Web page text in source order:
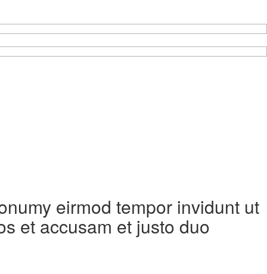
eirmod tempor invidunt ut
et accusam et justo duo